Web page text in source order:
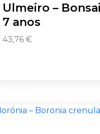
Ulmeiro –
7 anos
43,76 €